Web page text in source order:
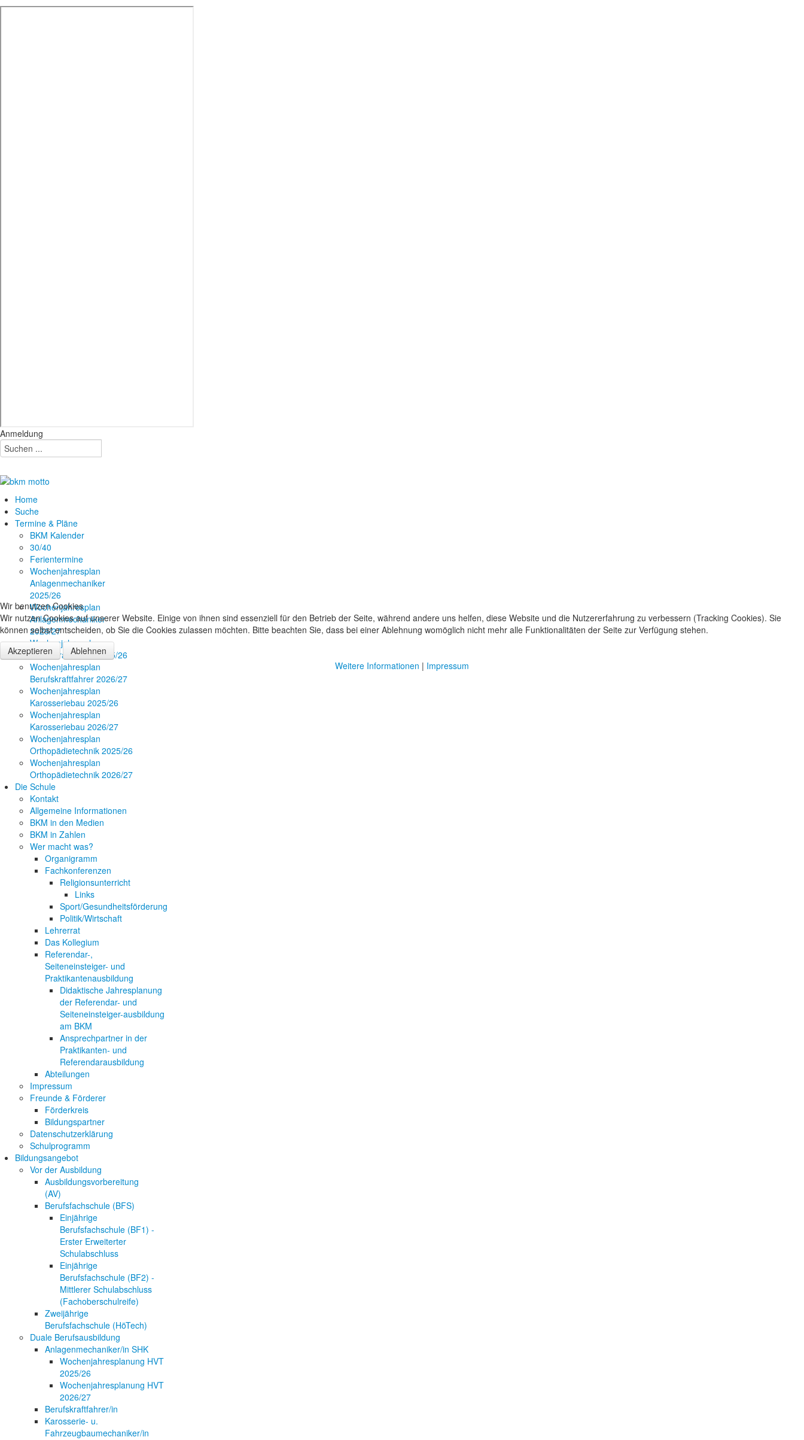
Anmeldung
Home
Suche
Termine & Pläne
BKM Kalender
30/40
Ferientermine
Wochenjahresplan
Anlagenmechaniker
2025/26
Wochenjahresplan
Anlagenmechaniker
2026/27
Wochenjahresplan
Berufskraftfahrer 2025/26
Wochenjahresplan
Berufskraftfahrer 2026/27
Wochenjahresplan
Karosseriebau 2025/26
Wochenjahresplan
Karosseriebau 2026/27
Wochenjahresplan
Orthopädietechnik 2025/26
Wochenjahresplan
Orthopädietechnik 2026/27
Die Schule
Kontakt
Allgemeine Informationen
BKM in den Medien
BKM in Zahlen
Wer macht was?
Organigramm
Fachkonferenzen
Religionsunterricht
Links
Sport/Gesundheitsförderung
Politik/Wirtschaft
Lehrerrat
Das Kollegium
Referendar-,
Seiteneinsteiger- und
Praktikantenausbildung
Didaktische Jahresplanung
der Referendar- und
Seiteneinsteiger-ausbildung
am BKM
Ansprechpartner in der
Praktikanten- und
Referendarausbildung
Abteilungen
Impressum
Freunde & Förderer
Förderkreis
Bildungspartner
Datenschutzerklärung
Schulprogramm
Bildungsangebot
Vor der Ausbildung
Ausbildungsvorbereitung
(AV)
Berufsfachschule (BFS)
Einjährige
Berufsfachschule (BF1) -
Erster Erweiterter
Schulabschluss
Einjährige
Berufsfachschule (BF2) -
Mittlerer Schulabschluss
(Fachoberschulreife)
Zweijährige
Berufsfachschule (HöTech)
Duale Berufsausbildung
Anlagenmechaniker/in SHK
Wochenjahresplanung HVT
2025/26
Wochenjahresplanung HVT
2026/27
Berufskraftfahrer/in
Karosserie- u.
Fahrzeugbaumechaniker/in
Wir benutzen Cookies
Wir nutzen Cookies auf unserer Website. Einige von ihnen sind essenziell für den Betrieb der Seite, während andere uns helfen, diese Website und die Nutzererfahrung zu verbessern (Tracking Cookies). Sie
können selbst entscheiden, ob Sie die Cookies zulassen möchten. Bitte beachten Sie, dass bei einer Ablehnung womöglich nicht mehr alle Funktionalitäten der Seite zur Verfügung stehen.
Akzeptieren
Ablehnen
Weitere Informationen | Impressum